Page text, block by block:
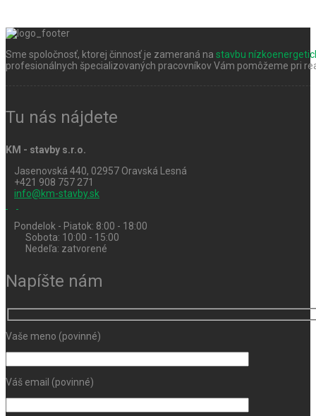
Sme spoločnosť, ktorej činnosť je zameraná na stavbu
profesionálnych špecializovaných pracovníkov Vám pomôžeme pri
Tu nás nájdete
KM - stavby s.r.o.
Jasenovská 440, 02957 Oravská Lesná
+421 908 757 271
info@km-stavby.sk
Pondelok - Piatok: 8:00 - 18:00
Sobota: 10:00 - 15:00
Nedeľa: zatvorené
Napíšte nám
Vaše meno (povinné)
Váš email (povinné)